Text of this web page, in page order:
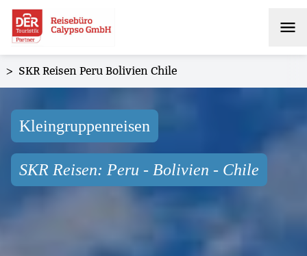
> SKR Reisen Peru Bolivien Chile
Kleingruppenreisen
SKR Reisen: Peru - Bolivien - Chile